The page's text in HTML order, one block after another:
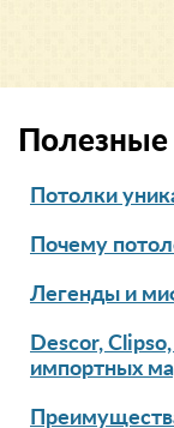
Полезные
Потолки
Почему
Легенды и
Descor,
импортных